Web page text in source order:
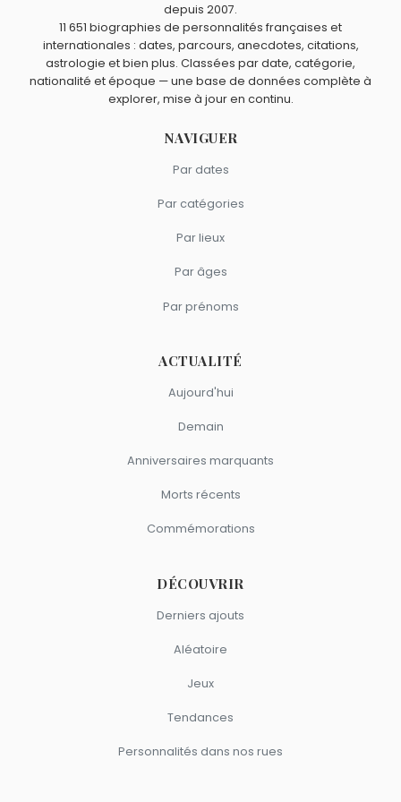
Robert Louis Stevenson,Walter Scott
Grahamesont nés àÉdimbourg.
Quels écrivains britanniques sont du signe Gémeaux
comme Arthur Conan Doyle ?
Ian Fleming,Salman Rushdie,Thomas Hardy,Brian
JacquesetBernie Taupinsont du signe Gémeaux.
depuis 2007.
11 651 biographies de personnalités françaises et
internationales : dates, parcours, anecdotes, citations,
astrologie et bien plus. Classées par date, catégorie,
nationalité et époque — une base de données complète à
explorer, mise à jour en continu.
NAVIGUER
Par dates
Par catégories
Par lieux
Par âges
Par prénoms
ACTUALITÉ
Aujourd'hui
Demain
Anniversaires marquants
Morts récents
Commémorations
DÉCOUVRIR
Derniers ajouts
Aléatoire
Jeux
Tendances
Personnalités dans nos rues